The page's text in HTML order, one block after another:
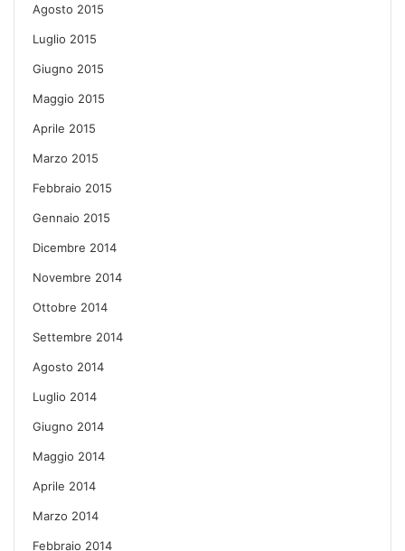
Agosto 2015
Luglio 2015
Giugno 2015
Maggio 2015
Aprile 2015
Marzo 2015
Febbraio 2015
Gennaio 2015
Dicembre 2014
Novembre 2014
Ottobre 2014
Settembre 2014
Agosto 2014
Luglio 2014
Giugno 2014
Maggio 2014
Aprile 2014
Marzo 2014
Febbraio 2014